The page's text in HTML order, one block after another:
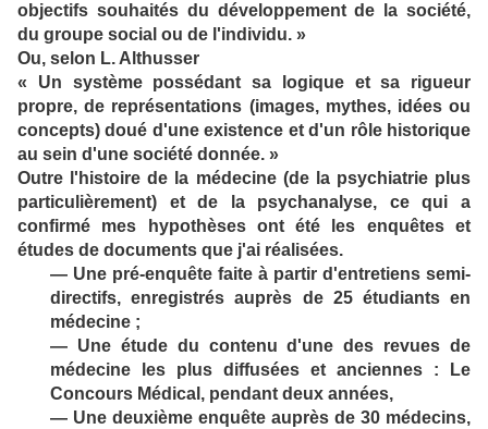
objectifs souhaités du développement de la société,
du groupe social ou de l'individu. »
Ou, selon L. Althusser
« Un système possédant sa logique et sa rigueur
propre, de représentations (images, mythes, idées ou
concepts) doué d'une existence et d'un rôle historique
au sein d'une société donnée. »
Outre l'histoire de la médecine (de la psychiatrie plus
particulièrement) et de la psychanalyse, ce qui a
confirmé mes hypothèses ont été les enquêtes et
études de documents que j'ai réalisées.
— Une pré-enquête faite à partir d'entretiens semi-
directifs, enregistrés auprès de 25 étudiants en
médecine ;
— Une étude du contenu d'une des revues de
médecine les plus diffusées et anciennes : Le
Concours Médical, pendant deux années,
— Une deuxième enquête auprès de 30 médecins,